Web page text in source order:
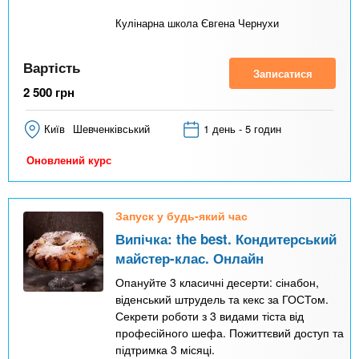
Кулінарна школа Євгена Чернухи
Вартість
2 500 грн
Записатися
Київ Шевченківський 1 день - 5 годин
Оновлений курс
Запуск у будь-який час
Випічка: the best. Кондитерський
майстер-клас. Онлайн
Опануйте 3 класичні десерти: сінабон,
віденський штрудель та кекс за ГОСТом.
Секрети роботи з 3 видами тіста від
професійного шефа. Пожиттєвий доступ та
підтримка 3 місяці.